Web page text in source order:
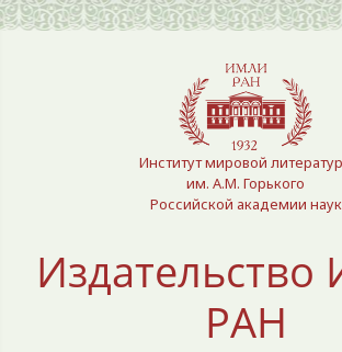
Выберите язык
Институт мировой
им. А.М. Горького
Российской академии наук
РАН